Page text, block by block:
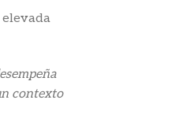
elevada
contexto